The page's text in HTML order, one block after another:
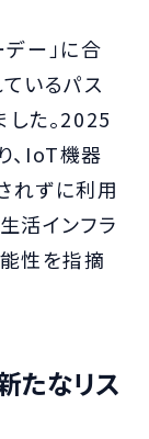
ー」に合
いるパス
た。2025
、IoT機器
れずに利用
活インフラ
性を指摘
たなリス